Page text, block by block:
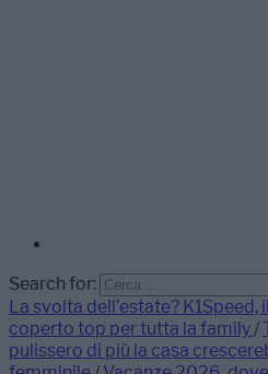
Search for:
La svolta dell’estate?
coperto top per tutta la family/
pulissero di più la casa